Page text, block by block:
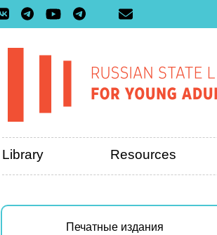
Library Resources
Печатные издания